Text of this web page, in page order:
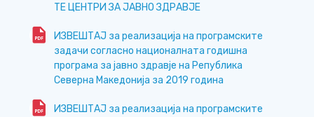
ТЕ ЦЕНТРИ ЗА ЈАВНО ЗДРАВЈЕ
ИЗВЕШТАЈ за реализација на програмските
задачи согласно националната годишна
програма за јавно здравје на Република
Северна Македонија за 2019 година
ИЗВЕШТАЈ за реализација на програмските